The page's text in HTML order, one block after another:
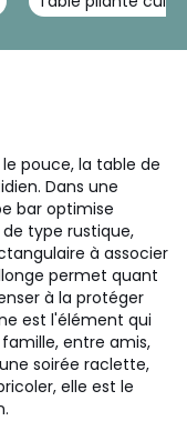
pouce, la table de
Dans une
bar optimise
type rustique,
à associer
permet quant
à la protéger
est l'élément qui
entre amis,
soirée raclette,
elle est le